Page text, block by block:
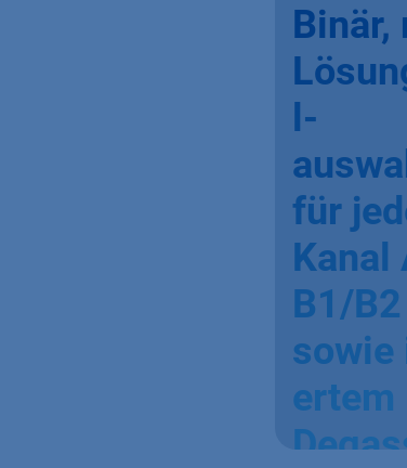
Binär,
l-
für
Kanal
B1/B2
sowie
ertem